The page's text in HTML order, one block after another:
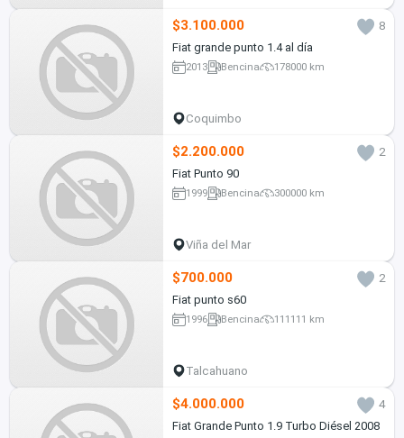
$3.100.000
8
Fiat grande punto 1.4 al día
2013 Bencina 178000 km
Coquimbo
$2.200.000
2
Fiat Punto 90
1999 Bencina 300000 km
Viña del Mar
$700.000
2
Fiat punto s60
1996 Bencina 111111 km
Talcahuano
$4.000.000
4
Fiat Grande Punto 1.9 Turbo Diésel 2008